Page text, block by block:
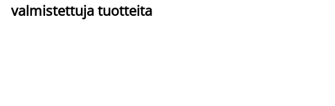
valmistettuja tuotteita